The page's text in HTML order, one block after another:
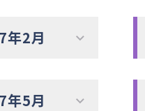
年2月
年5月